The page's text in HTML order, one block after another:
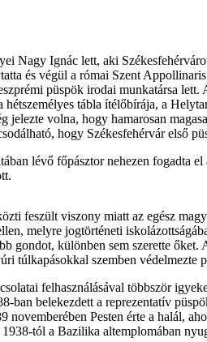
Nagy Ignác lett, aki
és végül a római Szent
püspök irodai munkatársa
tábla ítélőbírája, a
volna, hogy hamarosan
hogy Székesfehérvár első
lévő főpásztor nehezen fogadta
feszült viszony miatt az egész
melyre jogtörténeti
gondot, különben sem szerette
túlkapásokkal szemben
felhasználásával többször
belekezdett a reprezentatív
novemberében Pesten érte a halál,
tól a Bazilika altemplomában